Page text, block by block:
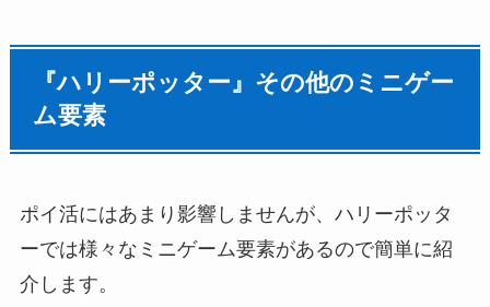
『ハリーポッター』その他のミニゲー
ム要素
ポイ活にはあまり影響しませんが、ハリーポッタ
ーでは様々なミニゲーム要素があるので簡単に紹
介します。